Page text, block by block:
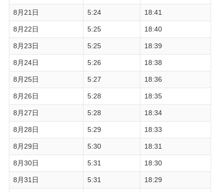
8月21日 5:24 18:41
8月22日 5:25 18:40
8月23日 5:25 18:39
8月24日 5:26 18:38
8月25日 5:27 18:36
8月26日 5:28 18:35
8月27日 5:28 18:34
8月28日 5:29 18:33
8月29日 5:30 18:31
8月30日 5:31 18:30
8月31日 5:31 18:29